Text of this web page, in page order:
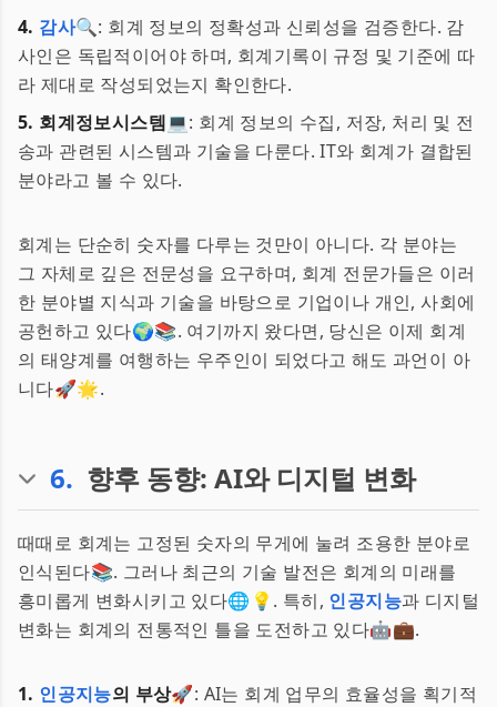
4. 감사🔍: 회계 정보의 정확성과 신뢰성을 검증한다. 감
사인은 독립적이어야 하며, 회계기록이 규정 및 기준에 따
라 제대로 작성되었는지 확인한다.
5. 회계정보시스템💻: 회계 정보의 수집, 저장, 처리 및 전
송과 관련된 시스템과 기술을 다룬다. IT와 회계가 결합된
분야라고 볼 수 있다.
회계는 단순히 숫자를 다루는 것만이 아니다. 각 분야는
그 자체로 깊은 전문성을 요구하며, 회계 전문가들은 이러
한 분야별 지식과 기술을 바탕으로 기업이나 개인, 사회에
공헌하고 있다🌍📚. 여기까지 왔다면, 당신은 이제 회계
의 태양계를 여행하는 우주인이 되었다고 해도 과언이 아
니다🚀🌟.
6. 향후 동향: AI와 디지털 변화
때때로 회계는 고정된 숫자의 무게에 눌려 조용한 분야로
인식된다📚. 그러나 최근의 기술 발전은 회계의 미래를
흥미롭게 변화시키고 있다🌐💡. 특히, 인공지능과 디지털
변화는 회계의 전통적인 틀을 도전하고 있다🤖💼.
1. 인공지능의 부상🚀: AI는 회계 업무의 효율성을 획기적